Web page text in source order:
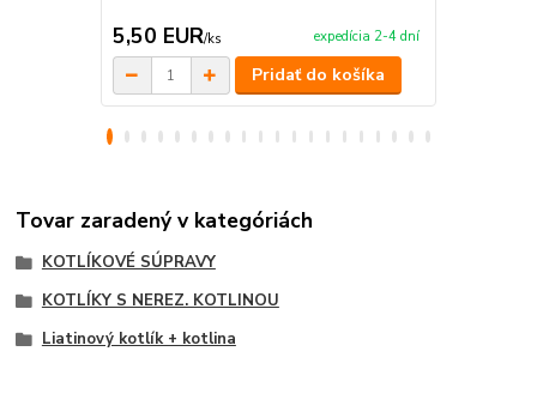
5,50 EUR/ks expedícia 2-4 dní
Pridať do košíka
Tovar zaradený v kategóriách
KOTLÍKOVÉ SÚPRAVY
KOTLÍKY S NEREZ. KOTLINOU
Liatinový kotlík + kotlina